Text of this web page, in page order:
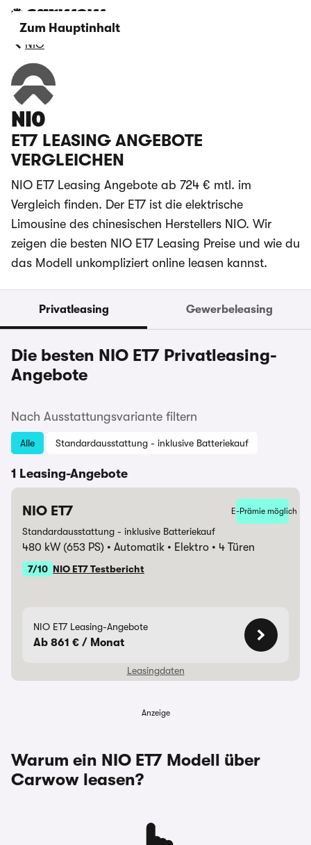
Zum Hauptinhalt
NIO
NIO
ET7 LEASING ANGEBOTE
VERGLEICHEN
NIO ET7 Leasing Angebote ab 724 € mtl. im
Vergleich finden. Der ET7 ist die elektrische
Limousine des chinesischen Herstellers NIO. Wir
zeigen die besten NIO ET7 Leasing Preise und wie du
das Modell unkompliziert online leasen kannst.
Privatleasing Gewerbeleasing
Die besten NIO ET7 Privatleasing-
Angebote
Nach Ausstattungsvariante filtern
Alle Standardausstattung - inklusive Batteriekauf
1 Leasing-Angebote
NIO ET7 E-Prämie möglich
Standardausstattung - inklusive Batteriekauf
480 kW (653 PS) Automatik Elektro 4 Türen
7/10 NIO ET7 Testbericht
NIO ET7 Leasing-Angebote
Ab 861 € / Monat
Leasingdaten
Monatliche Rate 860,74 €
Anzeige
Warum ein NIO ET7 Modell über
Carwow leasen?